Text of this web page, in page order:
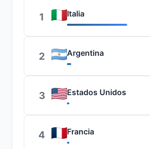
1 Italia
2 Argentina
3 Estados Unidos
4 Francia